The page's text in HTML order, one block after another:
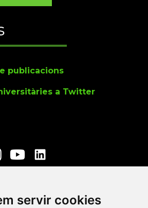
servir cookies
publicacions
a Twitter